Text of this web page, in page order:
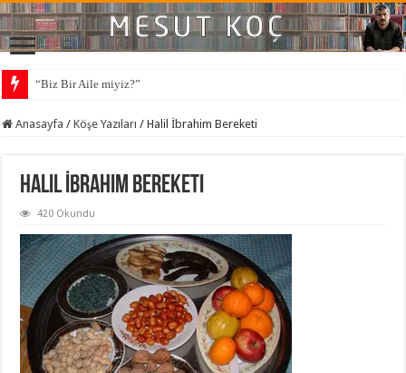
“Biz Bir Aile miyiz?”
Anasayfa / Köşe Yazıları / Halil İbrahim Bereketi
Halil İbrahim Bereketi
420 Okundu